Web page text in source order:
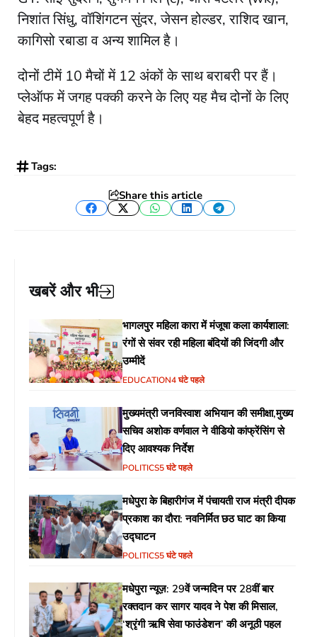
निशांत सिंधु, वॉशिंगटन सुंदर, जेसन होल्डर, राशिद खान,
कागिसो रबाडा व अन्य शामिल है।
दोनों टीमें 10 मैचों में 12 अंकों के साथ बराबरी पर हैं।
प्लेऑफ में जगह पक्की करने के लिए यह मैच दोनों के लिए
बेहद महत्वपूर्ण है।
Tags:
Share this article
Facebook
TwitterWhatsApp
LinkedInTelegram
खबरें और भी
भागलपुर महिला कारा में मंजूषा कला कार्यशाला:
रंगों से संवर रही महिला बंदियों की जिंदगी और
उम्मीदें
EDUCATION4 घंटे पहले
मुख्यमंत्री जनविस्वाश अभियान की समीक्षा,मुख्य
सचिव अशोक वर्णवाल ने वीडियो कांफ्रेंसिंग से
दिए आवश्यक निर्देश
POLITICS5 घंटे पहले
मधेपुरा के बिहारीगंज में पंचायती राज मंत्री दीपक
प्रकाश का दौरा: नवनिर्मित छठ घाट का किया
उद्घाटन
POLITICS5 घंटे पहले
मधेपुरा न्यूज़: 29वें जन्मदिन पर 28वीं बार
रक्तदान कर सागर यादव ने पेश की मिसाल,
‘श्रृंगी ऋषि सेवा फाउंडेशन’ की अनूठी पहल